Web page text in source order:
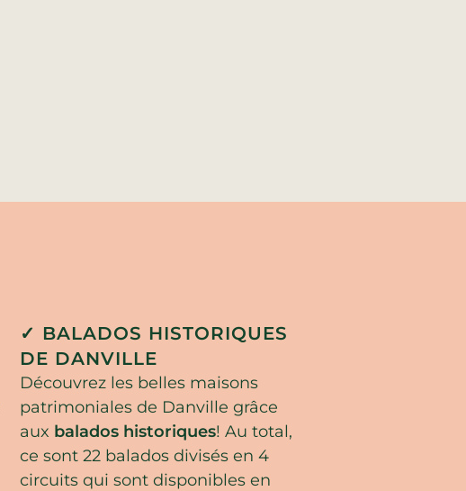
✓ BALADOS HISTORIQUES
DE DANVILLE
Découvrez les belles maisons
patrimoniales de Danville grâce
aux balados historiques! Au total,
ce sont 22 balados divisés en 4
circuits qui sont disponibles en